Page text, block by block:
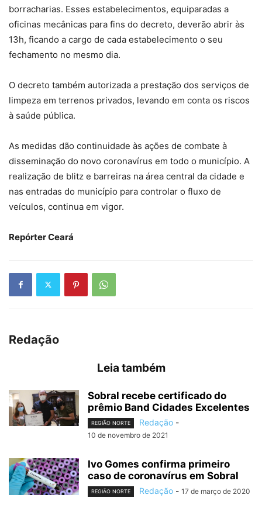
borracharias. Esses estabelecimentos, equiparadas a
oficinas mecânicas para fins do decreto, deverão abrir às
13h, ficando a cargo de cada estabelecimento o seu
fechamento no mesmo dia.
O decreto também autorizada a prestação dos serviços de
limpeza em terrenos privados, levando em conta os riscos
à saúde pública.
As medidas dão continuidade às ações de combate à
disseminação do novo coronavírus em todo o município. A
realização de blitz e barreiras na área central da cidade e
nas entradas do município para controlar o fluxo de
veículos, continua em vigor.
Repórter Ceará
Redação
Leia também
Sobral recebe certificado do
prêmio Band Cidades Excelentes
REGIÃO NORTE Redação -
10 de novembro de 2021
Ivo Gomes confirma primeiro
caso de coronavírus em Sobral
REGIÃO NORTE Redação - 17 de março de 2020